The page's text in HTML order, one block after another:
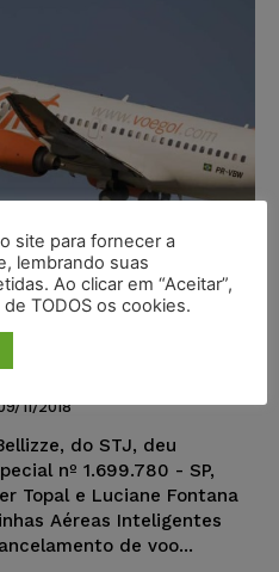
Aéreas
11/2018
do STJ, deu
nº 1.699.780 - SP,
Topal e Luciane Fontana
Aéreas Inteligentes
de voo...
site para fornecer a
lembrando suas
Ao clicar em “Aceitar”,
TODOS os cookies.